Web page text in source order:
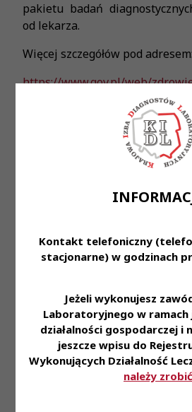
Kontakt telefoniczny
stacjonarne) w godzinach
Jeżeli wykonujesz
Laboratoryjnego w
działalności gospodarczej i
jeszcze wpisu do
Wykonujących Działalność
należy zrobić
pakietu badań
od lekarza.
Więcej szczegółów pod adresem:
https://www.gov.pl/web/
zdrowia-podpisal-
oraz w załącznikach:
ROZPORZĄDZENIE MINISTRA
czerwca 2021 r. w sprawie
„Profilaktyka 40 PLUS”
ZAŁĄCZNIK - WYKAZ ŚWIADCZEŃ
OCENA SKUTKÓW REGULACJI